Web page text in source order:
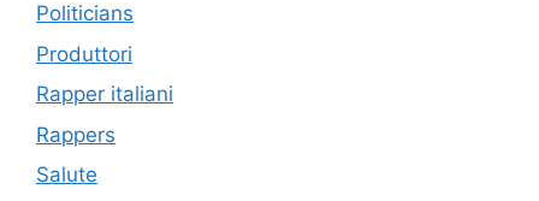
Politicians
Produttori
Rapper italiani
Rappers
Salute